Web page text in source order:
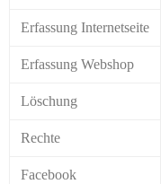
Erfassung Internetseite
Erfassung Webshop
Löschung
Rechte
Facebook